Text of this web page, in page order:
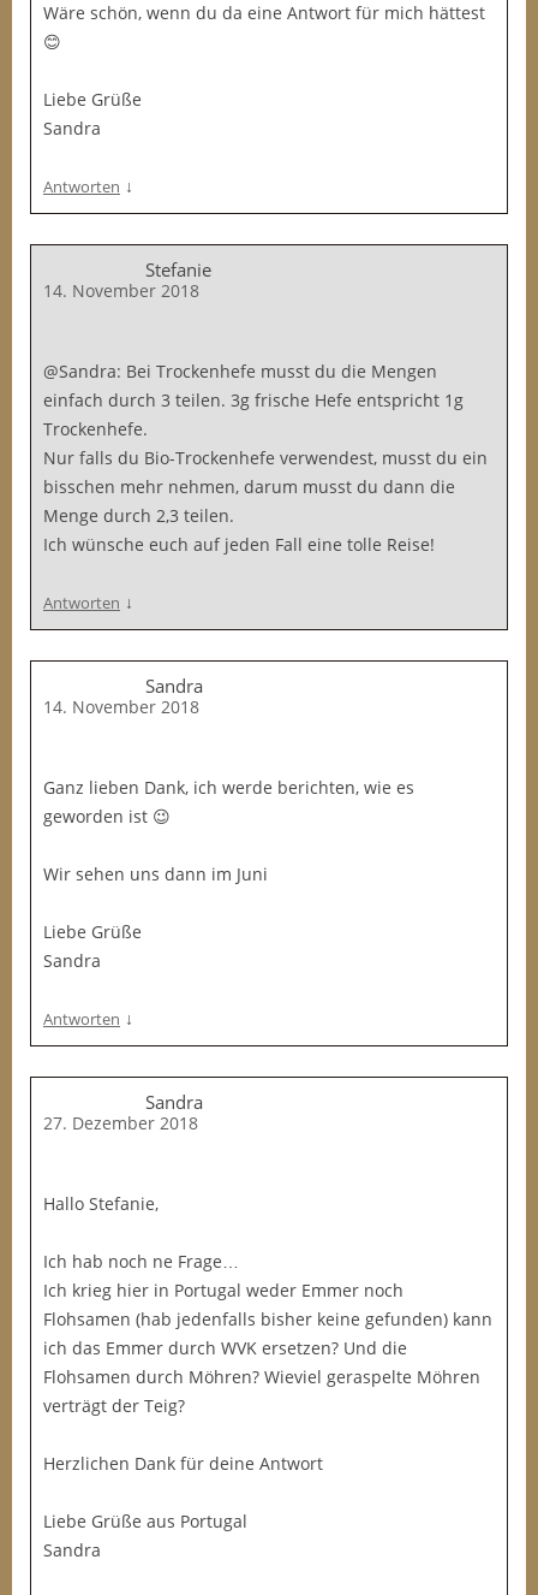
Wäre schön, wenn du da eine Antwort für mich hättest
😊
Liebe Grüße
Sandra
Antworten ↓
Stefanie
14. November 2018
@Sandra: Bei Trockenhefe musst du die Mengen
einfach durch 3 teilen. 3g frische Hefe entspricht 1g
Trockenhefe.
Nur falls du Bio-Trockenhefe verwendest, musst du ein
bisschen mehr nehmen, darum musst du dann die
Menge durch 2,3 teilen.
Ich wünsche euch auf jeden Fall eine tolle Reise!
Antworten ↓
Sandra
14. November 2018
Ganz lieben Dank, ich werde berichten, wie es
geworden ist 😉
Wir sehen uns dann im Juni
Liebe Grüße
Sandra
Antworten ↓
Sandra
27. Dezember 2018
Hallo Stefanie,
Ich hab noch ne Frage…
Ich krieg hier in Portugal weder Emmer noch
Flohsamen (hab jedenfalls bisher keine gefunden) kann
ich das Emmer durch WVK ersetzen? Und die
Flohsamen durch Möhren? Wieviel geraspelte Möhren
verträgt der Teig?
Herzlichen Dank für deine Antwort
Liebe Grüße aus Portugal
Sandra